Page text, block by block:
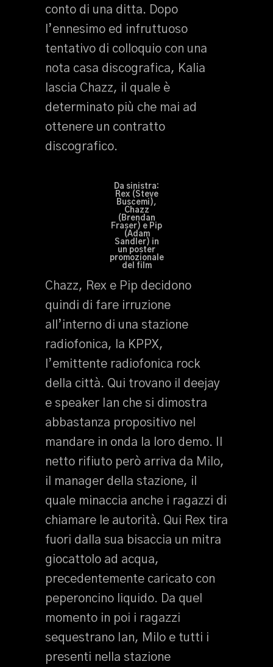
conto di una ditta. Dopo
l’ennesimo ed infruttuoso
tentativo di colloquio con una
nota casa discografica, Kalia
lascia Chazz, il quale è
determinato più che mai ad
ottenere un contratto
discografico.
Da sinistra:
Rex (Steve
Buscemi),
Chazz
(Brendan
Fraser) e Pip
(Adam
Sandler) in
un poster
promozionale
del film
Chazz, Rex e Pip decidono
quindi di fare irruzione
all’interno di una stazione
radiofonica, la KPPX,
l’emittente radiofonica rock
della città. Qui trovano il deejay
e speaker Ian che si dimostra
abbastanza propositivo nel
mandare in onda la loro demo. Il
netto rifiuto però arriva da Milo,
il manager della stazione, il
quale minaccia anche i ragazzi di
chiamare le autorità. Qui Rex tira
fuori dalla sua bisaccia un mitra
giocattolo ad acqua,
precedentemente caricato con
peperoncino liquido. Da quel
momento in poi i ragazzi
sequestrano Ian, Milo e tutti i
presenti nella stazione